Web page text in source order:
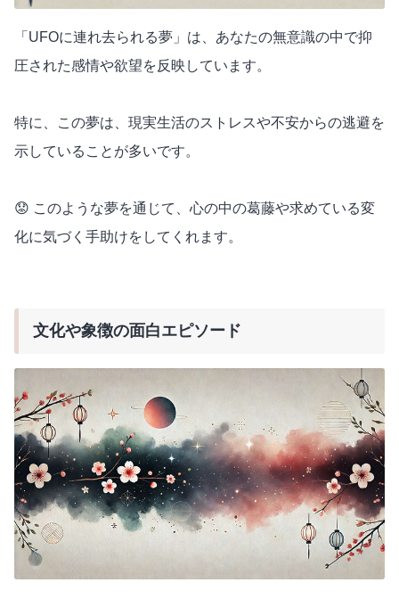
「UFOに連れ去られる夢」は、あなたの無意識の中で抑
圧された感情や欲望を反映しています。
特に、この夢は、現実生活のストレスや不安からの逃避を
示していることが多いです。
😟 このような夢を通じて、心の中の葛藤や求めている変
化に気づく手助けをしてくれます。
文化や象徴の面白エピソード